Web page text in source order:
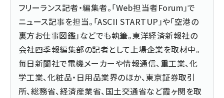
フリーランス記者・編集者。「Web担当者Forum」で
ニュース記事を担当。「ASCII STARTUP」や「空港の
裏方お仕事図鑑」などでも執筆。東洋経済新報社の
会社四季報編集部の記者として上場企業を取材中。
毎日新聞社で電機メーカーや情報通信、重工業、化
学工業、化粧品・日用品業界のほか、東京証券取引
所、総務省、経済産業省、国土交通省など霞ヶ関を取